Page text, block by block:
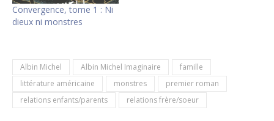
Convergence, tome 1 : Ni
dieux ni monstres
Albin Michel Albin Michel Imaginaire
famille
littérature américaine
monstres
premier roman
relations enfants/parents
relations frère/soeur